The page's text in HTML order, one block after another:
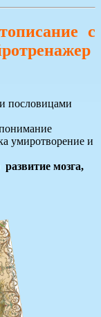
с
пословицами
умиротворение и
мозга,